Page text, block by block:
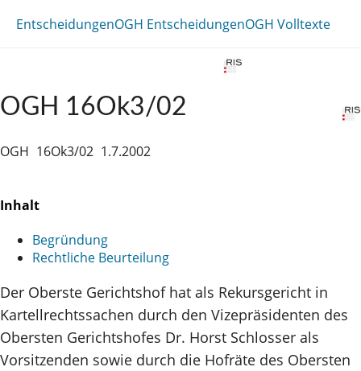
EntscheidungenOGH EntscheidungenOGH Volltexte
OGH 16Ok3/02
OGH 16Ok3/02 1.7.2002
Inhalt
Begründung
Rechtliche Beurteilung
Der Oberste Gerichtshof hat als Rekursgericht in
Kartellrechtssachen durch den Vizepräsidenten des
Obersten Gerichtshofes Dr. Horst Schlosser als
Vorsitzenden sowie durch die Hofräte des Obersten